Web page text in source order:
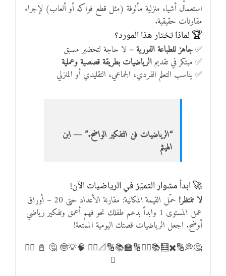
استعمال أشياء منزلية مألوفة (مثل قطع فواكه أو ألعاب) لإجراء
مقارنات حقيقية.
🏆 لماذا تختار هذا المورد؟
✅جاهز للطباعة الفورية– لا حاجة لتحضير مسبق
✅ مبتكر في تقديمالرياضيات بطريقة قصصية وعملية
✅ يناسب التعلم الفردي، الجماعي، التقليدي أو المنزلي
“الرياضيات فن التفكير الواضح.” ― ابن
الهيثم
🚀 ابدأ مشوار التميّز في الرياضيات الآن!
لا تنتظر! حمّل
القيمة المكانية: مقارنة الأعداد حتى 20 – أوراق
عمل المستوى 1
وابدأ بدعم طفلك نحو فهم أعمق وتفكير رياضي
أوضح. اجعل الرياضيات قصتك اليومية الممتعة!
🤔💭🔢✖️🧮📚➕➗🔢🏫📚🔢📐✍🏻 🧠💡🤓 🤔 📓 ✍🏻
🧮